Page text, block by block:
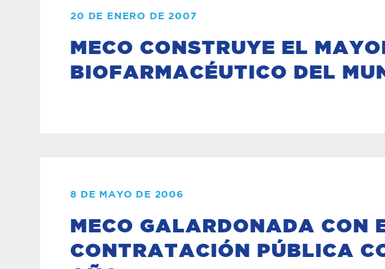
20 DE ENERO DE 2007
MECO CONSTRUYE EL
BIOFARMACÉUTICO DEL
8 DE MAYO DE 2006
MECO GALARDONADA CON
CONTRATACIÓN PÚBLICA